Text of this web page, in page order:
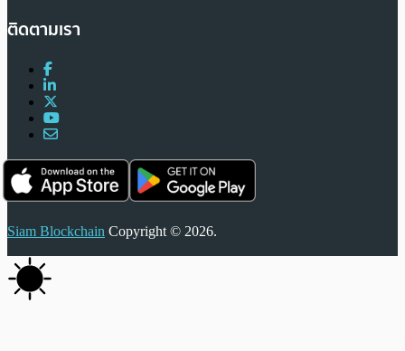
ติดตามเรา
Siam Blockchain Copyright © 2026.